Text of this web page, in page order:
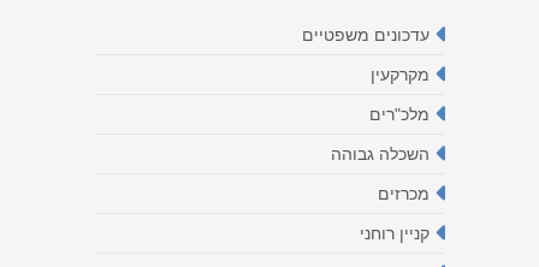
עדכונים משפטיים
מקרקעין
מלכ"רים
השכלה גבוהה
מכרזים
קניין רוחני